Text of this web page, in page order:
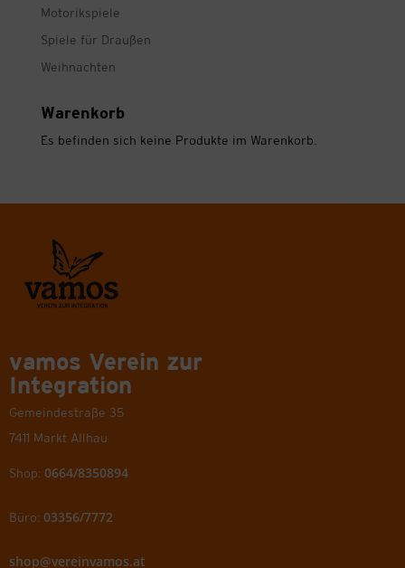
Motorikspiele
Spiele für Draußen
Weihnachten
Warenkorb
Es befinden sich keine Produkte im Warenkorb.
vamos Verein zur
Integration
Gemeindestraße 35
7411 Markt Allhau
Shop: 0664/8350894
Büro: 03356/7772
shop@vereinvamos.at